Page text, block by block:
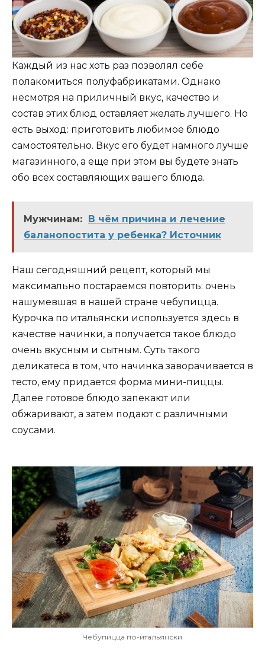
Каждый из нас хоть раз позволял себе
полакомиться полуфабрикатами. Однако
несмотря на приличный вкус, качество и
состав этих блюд оставляет желать лучшего. Но
есть выход: приготовить любимое блюдо
самостоятельно. Вкус его будет намного лучше
магазинного, а еще при этом вы будете знать
обо всех составляющих вашего блюда.
Мужчинам:
В чём причина и лечение
баланопостита у ребенка? Источник
Наш сегодняшний рецепт, который мы
максимально постараемся повторить: очень
нашумевшая в нашей стране чебупицца.
Курочка по итальянски используется здесь в
качестве начинки, а получается такое блюдо
очень вкусным и сытным. Суть такого
деликатеса в том, что начинка заворачивается в
тесто, ему придается форма мини-пиццы.
Далее готовое блюдо запекают или
обжаривают, а затем подают с различными
соусами.
Чебупицца по-итальянски